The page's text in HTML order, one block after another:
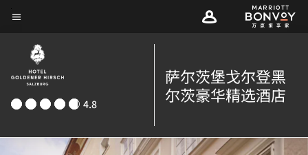
Skip
main
content
4.8
萨尔茨堡戈尔登黑
尔茨豪华精选酒店